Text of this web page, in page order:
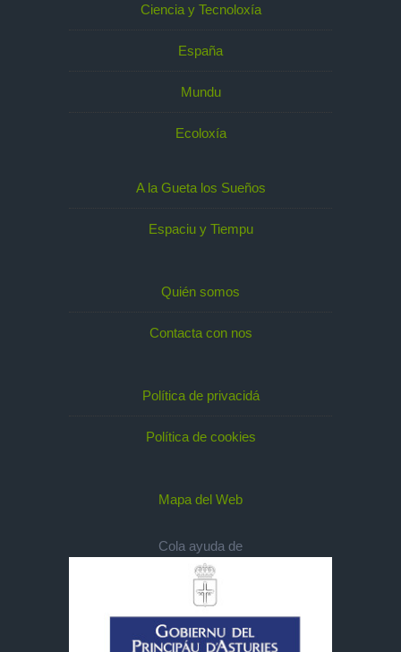
Ciencia y Tecnoloxía
España
Mundu
Ecoloxía
A la Gueta los Sueños
Espaciu y Tiempu
Quién somos
Contacta con nos
Política de privacidá
Política de cookies
Mapa del Web
Cola ayuda de